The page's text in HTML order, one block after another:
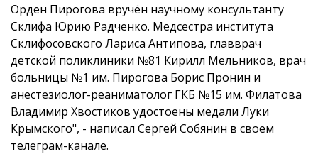
Орден Пирогова вручён научному консультанту
Склифа Юрию Радченко. Медсестра института
Склифосовского Лариса Антипова, главврач
детской поликлиники №81 Кирилл Мельников, врач
больницы №1 им. Пирогова Борис Пронин и
анестезиолог-реаниматолог ГКБ №15 им. Филатова
Владимир Хвостиков удостоены медали Луки
Крымского", - написал Сергей Собянин в своем
телеграм-канале.